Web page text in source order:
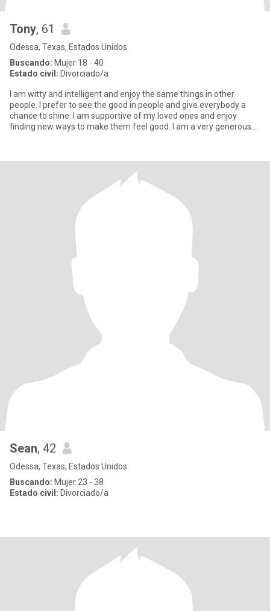
Tony, 61
Odessa, Texas, Estados Unidos
Buscando: Mujer 18 - 40
Estado civil: Divorciado/a
I am witty and intelligent and enjoy the same things in other
people. I prefer to see the good in people and give everybody a
chance to shine. I am supportive of my loved ones and enjoy
finding new ways to make them feel good. I am a very generous
Sean, 42
Odessa, Texas, Estados Unidos
Buscando: Mujer 23 - 38
Estado civil: Divorciado/a